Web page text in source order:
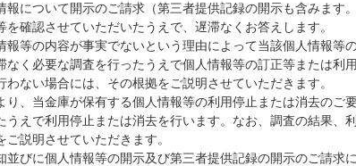
について開示のご請求（第三者提供記録の開示も含みます
確認させていただいたうえで、遅滞なくお答えします。
等の内容が事実でないという理由によって当該個人情報等の
く必要な調査を行ったうえで個人情報等の訂正等または利
ない場合には、その根拠をご説明させていただきます。
、当金庫が保有する個人情報等の利用停止または消去のご
えで利用停止または消去を行います。なお、調査の結果、
説明させていただきます。
びに個人情報等の開示及び第三者提供記録の開示のご請求